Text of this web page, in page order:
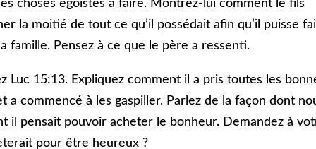
choses égoïstes à faire. Montrez-lui comment le fils
la moitié de tout ce qu’il possédait afin qu’il puisse
famille. Pensez à ce que le père a ressenti.
Luc 15:13. Expliquez comment il a pris toutes les
a commencé à les gaspiller. Parlez de la façon dont
il pensait pouvoir acheter le bonheur. Demandez à
pour être heureux ?